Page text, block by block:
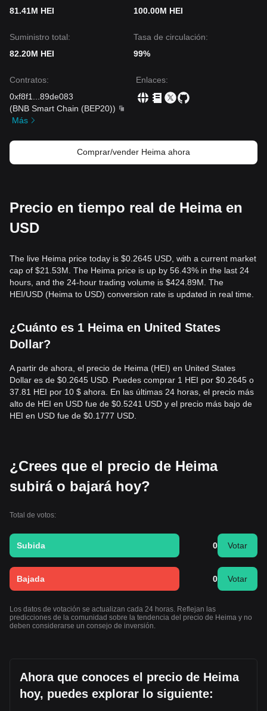
81.41M HEI 100.00M HEI
Suministro total:
82.20M HEI
Tasa de circulación:
99%
Contratos:
0xf8f1
89de083
(BNB Smart Chain (BEP20))
Más
Enlaces:
Comprar/vender Heima ahora
Precio en tiempo real de Heima en
USD
The live Heima price today is $0.2645 USD, with a current market
cap of $21.53M. The Heima price is up by 56.43% in the last 24
hours, and the 24-hour trading volume is $424.89M. The
HEI/USD (Heima to USD) conversion rate is updated in real time.
¿Cuánto es 1 Heima en United States
Dollar?
A partir de ahora, el precio de Heima (HEI) en United States
Dollar es de $0.2645 USD. Puedes comprar 1 HEI por $0.2645 o
37.81 HEI por 10 $ ahora. En las últimas 24 horas, el precio más
alto de HEI en USD fue de $0.5241 USD y el precio más bajo de
HEI en USD fue de $0.1777 USD.
¿Crees que el precio de Heima
subirá o bajará hoy?
Total de votos:
Subida 0 Votar
Bajada 0 Votar
Los datos de votación se actualizan cada 24 horas. Reflejan las
predicciones de la comunidad sobre la tendencia del precio de Heima y no
deben considerarse un consejo de inversión.
Ahora que conoces el precio de Heima
hoy, puedes explorar lo siguiente: